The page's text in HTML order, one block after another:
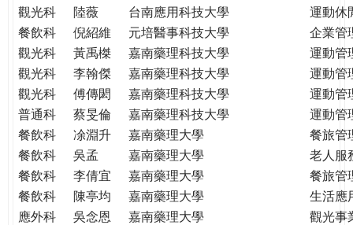
觀光科
陸薇 台南應用科技大學
運動休
餐飲科
倪紹維 元培醫事科技大學
企業管
觀光科
黃禹榤 嘉南藥理科技大學
運動管
觀光科
李翰傑 嘉南藥理科技大學
運動管
觀光科
傅傳閎 嘉南藥理科技大學
運動管
普通科
蔡旻倫 嘉南藥理科技大學
運動管
餐飲科
凃淵升 嘉南藥理大學
餐旅管
餐飲科
吳孟 嘉南藥理大學
老人服
餐飲科
李倩宜 嘉南藥理大學
餐旅管
餐飲科
陳亭均 嘉南藥理大學
生活應
應外科
吳念恩 嘉南藥理大學
觀光事